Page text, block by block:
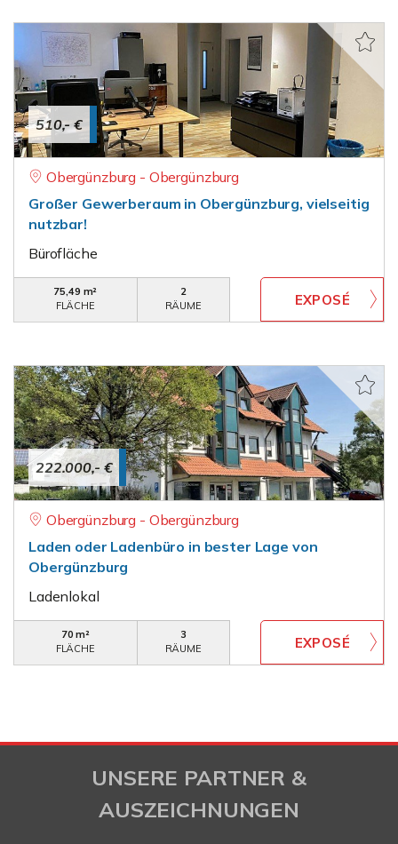
510,- €
Obergünzburg - Obergünzburg
Großer Gewerberaum in Obergünzburg, vielseitig
nutzbar!
Bürofläche
75,49 m²
FLÄCHE
2
RÄUME
222.000,- €
Obergünzburg - Obergünzburg
Laden oder Ladenbüro in bester Lage von
Obergünzburg
Ladenlokal
70 m²
FLÄCHE
3
RÄUME
UNSERE PARTNER &
AUSZEICHNUNGEN